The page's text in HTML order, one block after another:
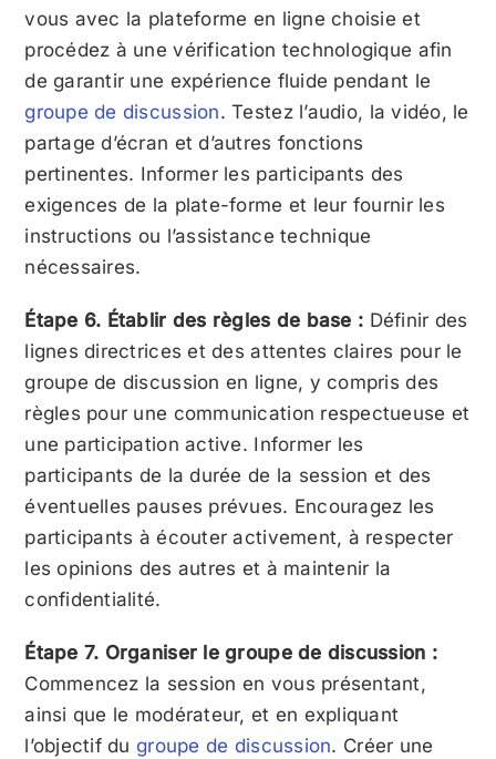
vous avec la plateforme en ligne choisie et
procédez à une vérification technologique afin
de garantir une expérience fluide pendant le
groupe de discussion. Testez l’audio, la vidéo, le
partage d’écran et d’autres fonctions
pertinentes. Informer les participants des
exigences de la plate-forme et leur fournir les
instructions ou l’assistance technique
nécessaires.
Étape 6. Établir des règles de base : Définir des
lignes directrices et des attentes claires pour le
groupe de discussion en ligne, y compris des
règles pour une communication respectueuse et
une participation active. Informer les
participants de la durée de la session et des
éventuelles pauses prévues. Encouragez les
participants à écouter activement, à respecter
les opinions des autres et à maintenir la
confidentialité.
Étape 7. Organiser le groupe de discussion :
Commencez la session en vous présentant,
ainsi que le modérateur, et en expliquant
l’objectif du groupe de discussion. Créer une